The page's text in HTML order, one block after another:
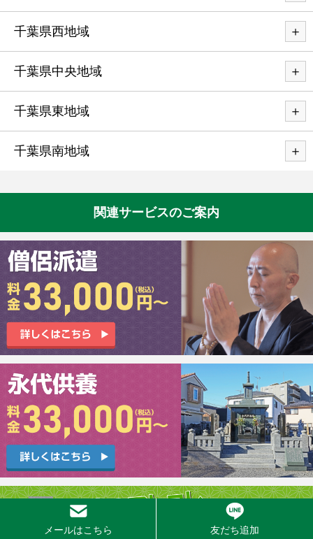
千葉県西地域
千葉県中央地域
千葉県東地域
千葉県南地域
関連サービスのご案内
メールはこちら 友だち追加